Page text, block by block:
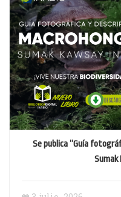
Se publica “Guía
Sumak